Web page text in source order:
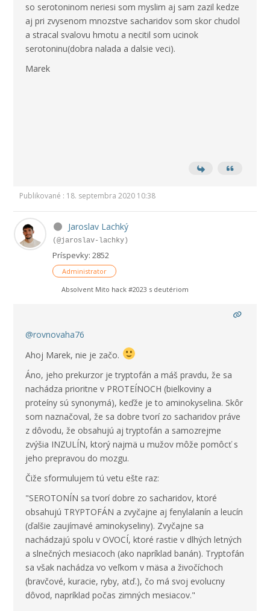
so serotoninom neriesi som myslim aj sam zazil kedze
aj pri zvysenom mnozstve sacharidov som skor chudol
a stracal svalovu hmotu a necitil som ucinok
serotoninu(dobra nalada a dalsie veci).
Marek
Publikované : 18. septembra 2020 10:38
Jaroslav Lachký
(@jaroslav-lachky)
Príspevky: 2852
Administrator
Absolvent Mito hack #2023 s deutériom
@rovnovaha76
Ahoj Marek, nie je začo.
Áno, jeho prekurzor je tryptofán a máš pravdu, že sa
nachádza prioritne v PROTEÍNOCH (bielkoviny a
proteíny sú synonymá), keďže je to aminokyselina. Skôr
som naznačoval, že sa dobre tvorí zo sacharidov práve
z dôvodu, že obsahujú aj tryptofán a samozrejme
zvýšia INZULÍN, ktorý najmä u mužov môže pomôcť s
jeho prepravou do mozgu.
Čiže sformulujem tú vetu ešte raz:
"SEROTONÍN sa tvorí dobre zo sacharidov, ktoré
obsahujú TRYPTOFÁN a zvyčajne aj fenylalanín a leucín
(ďalšie zaujímavé aminokyseliny). Zvyčajne sa
nachádzajú spolu v OVOCÍ, ktoré rastie v dlhých letných
a slnečných mesiacoch (ako napríklad banán). Tryptofán
sa však nachádza vo veľkom v mäsa a živočíchoch
(bravčové, kuracie, ryby, atď.), čo má svoj evolucny
dôvod, napríklad počas zimných mesiacov."